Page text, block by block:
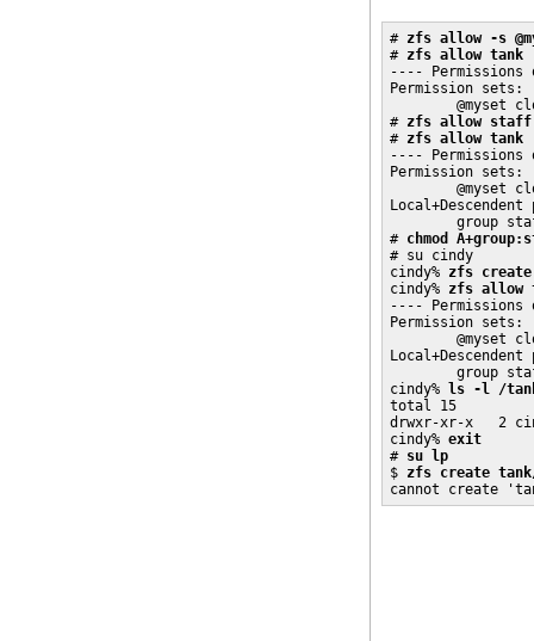
# zfs allow -s
# zfs allow tank
----
Permission sets:
@myset
# zfs allow staff
# zfs allow tank
----
Permission sets:
@myset
group
# chmod
# su cindy
cindy% zfs
cindy% zfs allow
----
Permission sets:
@myset
group
cindy%
ls -l /
total 15
drwxr-xr-x   2
cindy% exit
# su lp
$ zfs create
cannot create